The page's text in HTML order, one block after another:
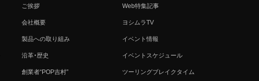
ご挨拶
会社概要
製品への取り組み
沿革・歴史
創業者“POP吉村”
Web特集記事
ヨシムラTV
イベント情報
イベントスケジュール
ツーリングブレイクタイム